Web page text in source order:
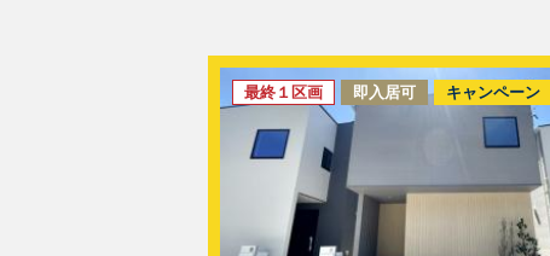
最終１区画 即入居可 キャンペーン